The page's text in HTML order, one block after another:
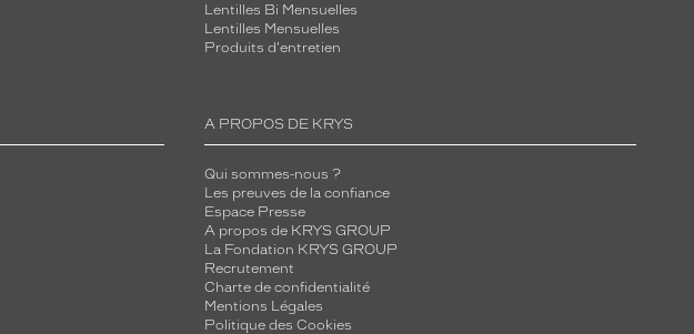
Lentilles Bi Mensuelles
Lentilles Mensuelles
Produits d'entretien
A PROPOS DE KRYS
Qui sommes-nous ?
Les preuves de la confiance
Espace Presse
A propos de KRYS GROUP
La Fondation KRYS GROUP
Recrutement
Charte de confidentialité
Mentions Légales
Politique des Cookies